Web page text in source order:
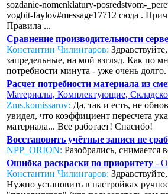
sozdanie-nomenklatury-posredstvom-
vogbit-faylov#message17712 сюда .
Правила ...
Сравнение производительности
Константин Чилингаров:
запредельные, на мой взгляд. Как по
потребности минута - уже очень
Расчет потребности материала из
Материалы, Комплектующие,
Zms.komissarov: Да, так и есть, не
увидел, что коэффициент пересчета
материала... Все работает! Спасибо!
Восстановить учётные записи не
NPP_ORION: Разобрались, снимается
Ошибка раскраски по приоритету -
Константин Чилингаров:
Нужно установить в настройках